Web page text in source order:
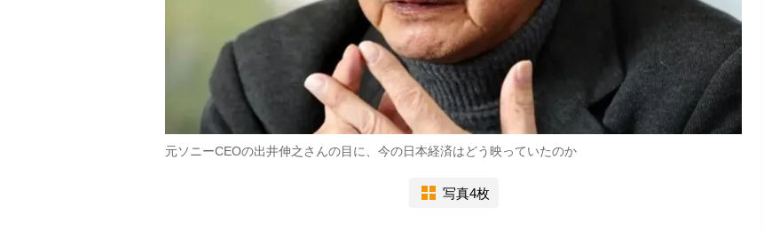
元ソニーCEOの出井伸之さんの目に、今の日本経済はどう映っていたのか
写真4枚